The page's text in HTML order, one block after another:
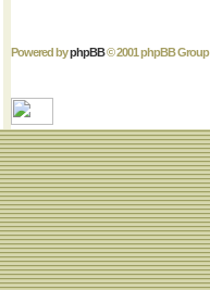
Powered byphpBB© 2001 phpBB Group